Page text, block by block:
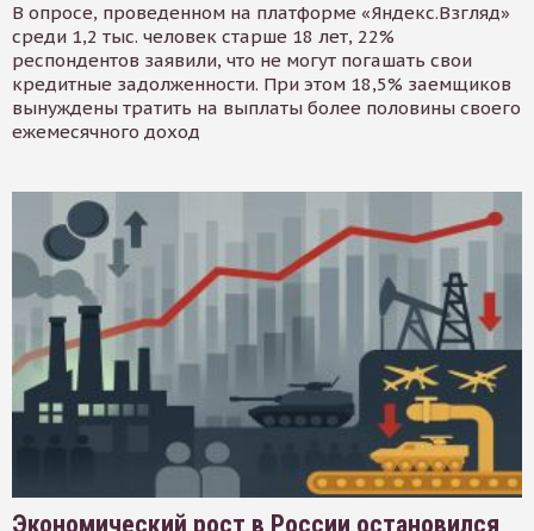
В опросе, проведенном на платформе «Яндекс.Взгляд»
среди 1,2 тыс. человек старше 18 лет, 22%
респондентов заявили, что не могут погашать свои
кредитные задолженности. При этом 18,5% заемщиков
вынуждены тратить на выплаты более половины своего
ежемесячного доход
Экономический рост в России остановился